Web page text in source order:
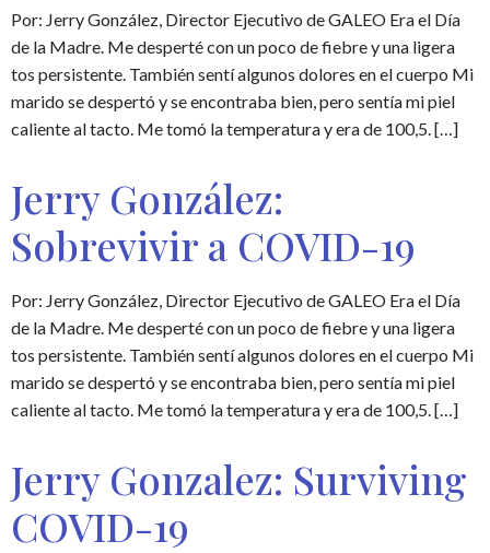
Por: Jerry González, Director Ejecutivo de GALEO Era el Día
de la Madre. Me desperté con un poco de fiebre y una ligera
tos persistente. También sentí algunos dolores en el cuerpo Mi
marido se despertó y se encontraba bien, pero sentía mi piel
caliente al tacto. Me tomó la temperatura y era de 100,5. […]
Jerry González:
Sobrevivir a COVID-19
Por: Jerry González, Director Ejecutivo de GALEO Era el Día
de la Madre. Me desperté con un poco de fiebre y una ligera
tos persistente. También sentí algunos dolores en el cuerpo Mi
marido se despertó y se encontraba bien, pero sentía mi piel
caliente al tacto. Me tomó la temperatura y era de 100,5. […]
Jerry Gonzalez: Surviving
COVID-19